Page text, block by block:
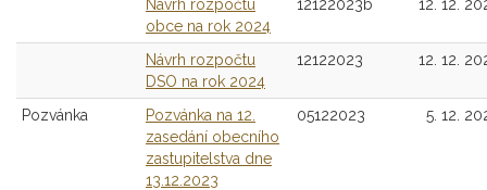
Návrh rozpočtu
obce na rok 2024
12122023b 12. 12.
Návrh rozpočtu
DSO na rok 2024
12122023 12. 12.
Pozvánka
Pozvánka na 12.
zasedání obecního
zastupitelstva dne
13.12.2023
05122023 5. 12.